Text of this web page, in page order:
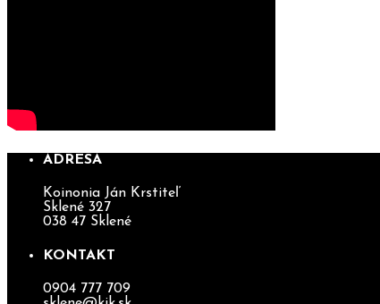
ADRESA
Koinonia Ján Krstiteľ
Sklené 327
038 47 Sklené
KONTAKT
0904 777 709